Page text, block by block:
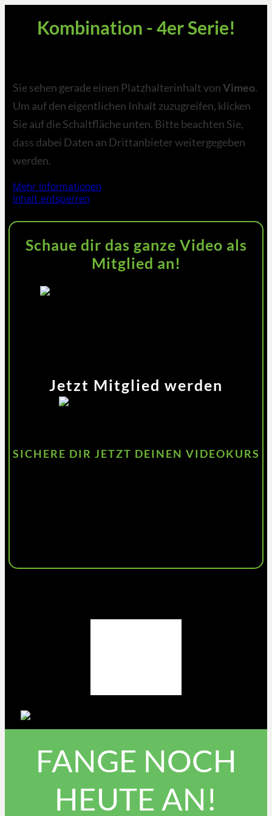
Kombination - 4er Serie!
Sie sehen gerade einen Platzhalterinhalt vonVimeo.
Um auf den eigentlichen Inhalt zuzugreifen, klicken
Sie auf die Schaltfläche unten. Bitte beachten Sie,
dass dabei Daten an Drittanbieter weitergegeben
werden.
Mehr Informationen
Inhalt entsperren
entsperren
Schaue dir das ganze Video als
Mitglied an!
Jetzt Mitglied werden
SICHERE DIR JETZT DEINEN VIDEOKURS
FANGE NOCH
HEUTE AN!